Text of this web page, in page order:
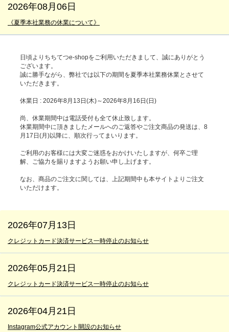
2026年08月06日
《夏季本社業務の休業について》
日頃よりちちてつe-shopをご利用いただきまして、誠にありがとう
ございます。
誠に勝手ながら、弊社では以下の期間を夏季本社業務休業とさせて
いただきます。
休業日 : 2026年8月13日(木)～2026年8月16日(日)
尚、休業期間中は電話受付も全て休止致します。
休業期間中に頂きましたメールへのご返答やご注文商品の発送は、8
月17日(月)以降に、順次行ってまいります。
ご利用のお客様には大変ご迷惑をおかけいたしますが、何卒ご理
解、ご協力を賜りますようお願い申し上げます。
なお、商品のご注文に関しては、上記期間中も本サイトよりご注文
いただけます。
2026年07月13日
クレジットカード決済サービス一時停止のお知らせ
2026年05月21日
クレジットカード決済サービス一時停止のお知らせ
2026年04月21日
Instagram公式アカウント開設のお知らせ